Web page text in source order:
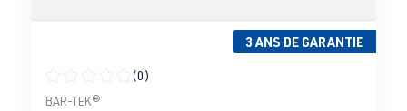
3 ANS DE GARANTIE
Note moyenne de 0 sur 5 étoiles
(0)
BAR-TEK®